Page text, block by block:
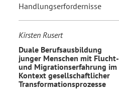
Handlungserfordernisse
Kirsten Rusert
Duale Berufsausbildung
junger Menschen mit Flucht-
und Migrationserfahrung im
Kontext gesellschaftlicher
Transformationsprozesse